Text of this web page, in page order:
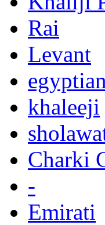
Rai
Levant
khaleeji
Charki
-
Emirati